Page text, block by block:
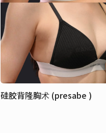
硅胶背隆胸术 (presabe )